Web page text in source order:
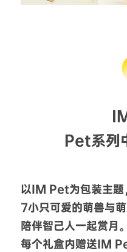
Pet系列
以IM Pet为包装主题，
7小只可爱的萌兽与
陪伴智己人一起赏月。
每个礼盒内赠送IM